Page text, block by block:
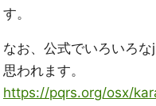
す。
なお、公式でいろいろ
思われます。
https://pqrs.org/osx/